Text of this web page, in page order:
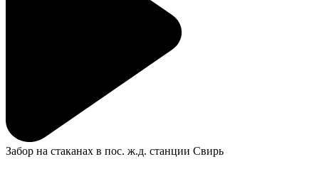
Забор на стаканах в пос. ж.д. станции Свирь